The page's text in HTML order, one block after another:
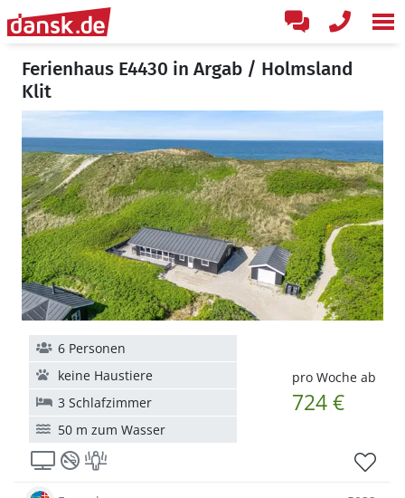
Ferienhaus E4430 in Argab / Holmsland
Klit
pro Woche ab
724 €
6 Personen
keine Haustiere
3 Schlafzimmer
50 m zum Wasser